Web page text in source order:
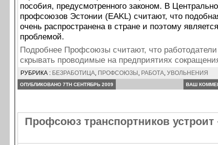
пособия, предусмотренного законом. В
профсоюзов Эстонии (EAKL) считают, что
очень распространена в стране и поэтому
проблемой.
Подробнее Профсоюзы считают, что работодатели
скрывать проводимые на предприятиях
РУБРИКА : БЕЗРАБОТИЦА, ПРОФСОЮЗЫ , РАБОТА, УВОЛЬНЕНИЯ
ОПУБЛИКОВАНО 7TH СЕНТЯБРЬ 2009 ВАШ
Профсоюз транспортников устроит